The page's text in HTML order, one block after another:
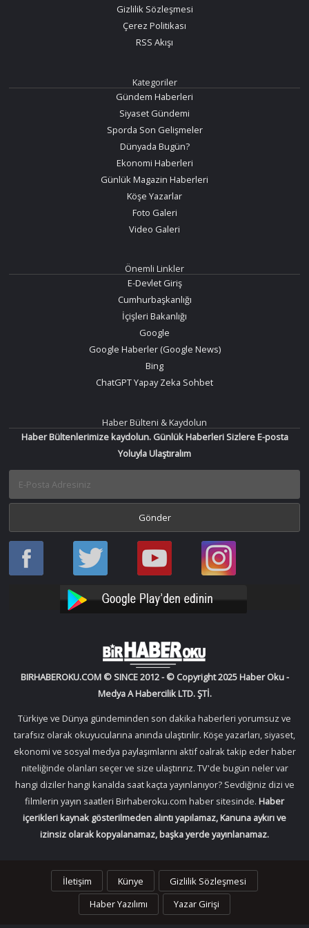
Gizlilik Sözleşmesi
Çerez Politikası
RSS Akışı
Kategoriler
Gündem Haberleri
Siyaset Gündemi
Sporda Son Gelişmeler
Dünyada Bugün?
Ekonomi Haberleri
Günlük Magazin Haberleri
Köşe Yazarlar
Foto Galeri
Video Galeri
Önemli Linkler
E-Devlet Giriş
Cumhurbaşkanlığı
İçişleri Bakanlığı
Google
Google Haberler (Google News)
Bing
ChatGPT Yapay Zeka Sohbet
Haber Bülteni & Kaydolun
Haber Bültenlerimize kaydolun. Günlük Haberleri Sizlere E-posta
Yoluyla Ulaştıralım
Haber
Oku
Haber
Oku
Bir
Haber
YouTube
Bir
Haber
Instagram
BIRHABEROKU.COM © SINCE 2012 - © Copyright 2025 Haber Oku -
Medya A Habercilik LTD. ŞTİ.
Türkiye ve Dünya gündeminden son dakika haberleri yorumsuz ve
tarafsız olarak okuyucularına anında ulaştırılır. Köşe yazarları, siyaset,
ekonomi ve sosyal medya paylaşımlarını aktif oalrak takip eder haber
niteliğinde olanları seçer ve size ulaştırırız. TV'de bugün neler var
hangi diziler hangi kanalda saat kaçta yayınlanıyor? Sevdiğiniz dizi ve
filmlerin yayın saatleri Birhaberoku.com haber sitesinde. Haber
içerikleri kaynak gösterilmeden alıntı yapılamaz, Kanuna aykırı ve
izinsiz olarak kopyalanamaz, başka yerde yayınlanamaz.
İletişim Künye
Gizlilik Sözleşmesi
Haber Yazılımı
Yazar Girişi